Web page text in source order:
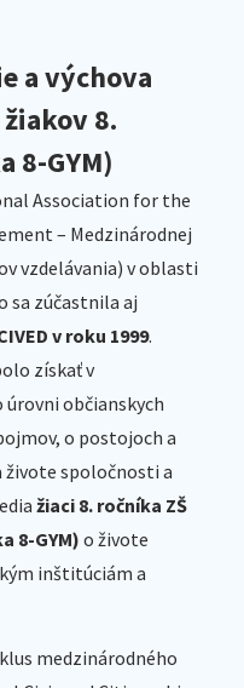
a výchova
8.
8-GYM)
Association for the
– Medzinárodnej
vzdelávania) v oblasti
sa zúčastnila aj
v roku 1999.
získať v
občianskych
o postojoch a
živote spoločnosti a
žiaci 8. ročníka ZŠ
8-GYM) o živote
inštitúciám a
medzinárodného